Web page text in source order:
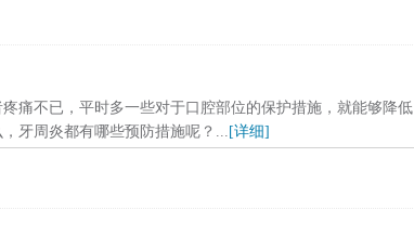
痛不已，平时多一些对于口腔部位的保护措施，就能够降低
牙周炎都有哪些预防措施呢？... [详细]